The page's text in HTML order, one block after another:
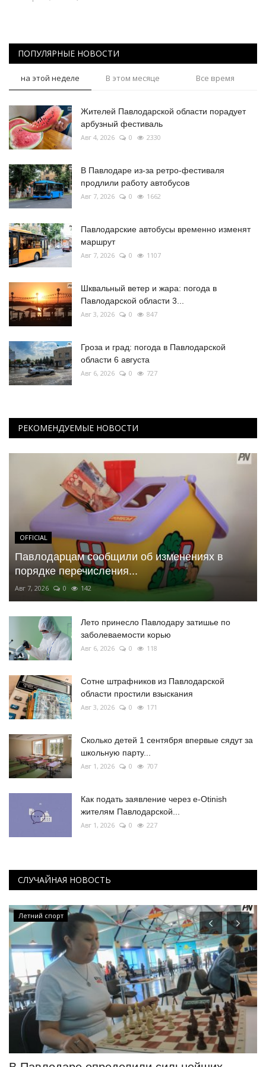
ПОПУЛЯРНЫЕ НОВОСТИ
на этой неделе В этом месяце Все время
Жителей Павлодарской области порадует
арбузный фестиваль
Авг 4, 2026 0 2330
В Павлодаре из-за ретро-фестиваля
продлили работу автобусов
Авг 7, 2026 0 1662
Павлодарские автобусы временно изменят
маршрут
Авг 7, 2026 0 1107
Шквальный ветер и жара: погода в
Павлодарской области 3...
Авг 3, 2026 0 847
Гроза и град: погода в Павлодарской
области 6 августа
Авг 6, 2026 0 727
РЕКОМЕНДУЕМЫЕ НОВОСТИ
OFFICIAL
Павлодарцам сообщили об изменениях в
порядке перечисления...
Авг 7, 2026 0 142
Лето принесло Павлодару затишье по
заболеваемости корью
Авг 6, 2026 0 118
Сотне штрафников из Павлодарской
области простили взыскания
Авг 3, 2026 0 171
Сколько детей 1 сентября впервые сядут за
школьную парту...
Авг 1, 2026 0 707
Как подать заявление через e-Otinish
жителям Павлодарской...
Авг 1, 2026 0 227
СЛУЧАЙНАЯ НОВОСТЬ
Летний спорт